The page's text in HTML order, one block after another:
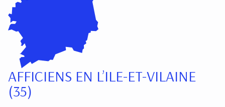
AFFICIENS EN L’ILE-ET-VILAINE
(35)